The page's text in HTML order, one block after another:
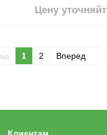
Цену
1 2 Вперед